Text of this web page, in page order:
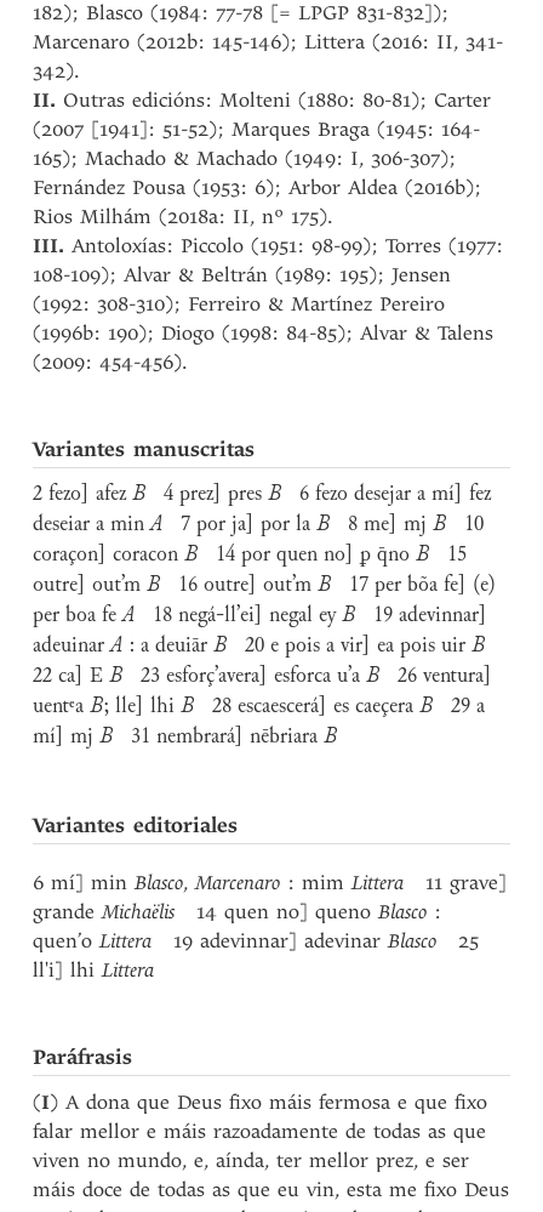
182); Blasco (1984: 77-78 [= LPGP 831-832]);
Marcenaro (2012b: 145-146); Littera (2016: II, 341-
342).
II. Outras edicións: Molteni (1880: 80-81); Carter
(2007 [1941]: 51-52); Marques Braga (1945: 164-
165); Machado & Machado (1949: I, 306-307);
Fernández Pousa (1953: 6); Arbor Aldea (2016b);
Rios Milhám (2018a: II, nº 175).
III. Antoloxías: Piccolo (1951: 98-99); Torres (1977:
108-109); Alvar & Beltrán (1989: 195); Jensen
(1992: 308-310); Ferreiro & Martínez Pereiro
(1996b: 190); Diogo (1998: 84-85); Alvar & Talens
(2009: 454-456).
Variantes manuscritas
2 fezo] afezB 4 prez] presB 6 fezo desejar a mí] fez
deseiar a minA 7 por ja] por laB 8 me] mjB
10
coraçon] coraconB 14 por quen no] ꝑ q̄noB 15
outre] out’mB 16 outre] out’mB 17 per bõa fe] (e)
per boa feA 18 negá-ll’ei] negal eyB 19 adevinnar]
adeuinarA : a deuiārB 20 e pois a vir] ea pois uirB
22 ca] EB 23 esforç’avera] esforca u’aB 26 ventura]
uentᵉaB; lle] lhiB 28 escaescerá] es caeçeraB 29 a
mí] mj B 31 nembrará] nēbriaraB
Variantes editoriales
6 mí] minBlasco,Marcenaro : mimLittera 11 grave]
grandeMichaëlis 14 quen no] quenoBlasco :
quen’oLittera 19 adevinnar] adevinarBlasco
25
ll'i] lhiLittera
Paráfrasis
(I) A dona que Deus fixo máis fermosa e que fixo
falar mellor e máis razoadamente de todas as que
viven no mundo, e, aínda, ter mellor prez, e ser
máis doce de todas as que eu vin, esta me fixo Deus